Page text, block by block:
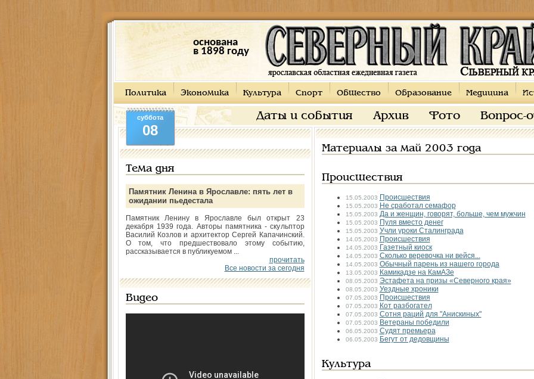
основана
в 1898 году
Политика Экономика Культура Спорт Общество Образование Медицина
Даты и события Архив Фото Вопрос-
суббота
08
Тема дня
Памятник Ленина в Ярославле: пять лет в
ожидании пьедестала
Памятник Ленину в Ярославле был открыт 23
декабря 1939 года. Авторы памятника - скульптор
Василий Козлов и архитектор Сергей Капачинский.
О том, что предшествовало этому событию,
рассказывается в публикуемом ...
прочитать
Все новости за сегодня
Видео
Материалы за май 2003 года
Происшествия
15.05.2003 Происшествия
15.05.2003 Не сработал семафор
15.05.2003 Да и женщин, говорят, больше, чем мужчин
15.05.2003 Пуля вместо денег
15.05.2003 Учли уроки Сталинграда
14.05.2003 Происшествия
14.05.2003 Газетный киоск
14.05.2003 Сколько веревочка ни вейся...
14.05.2003 Обычный парень из нашего города
13.05.2003 Камикадзе на КамАЗе
08.05.2003 Эстафета на призы «Северного края»
08.05.2003 Уездные хроники
07.05.2003 Происшествия
07.05.2003 Кот разбогател
07.05.2003 Сотня раций для "Анискиных"
07.05.2003 Ветераны победили
06.05.2003 Судят премьера
06.05.2003 Бегут от дедовщины
Культура